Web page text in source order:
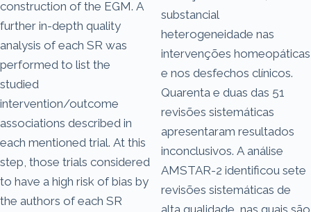
construction of the EGM. A
further in-depth quality
analysis of each SR was
performed to list the
studied
intervention/outcome
associations described in
each mentioned trial. At this
step, those trials considered
to have a high risk of bias by
the authors of each SR
substancial
heterogeneidade nas
intervenções homeopáticas
e nos desfechos clínicos.
Quarenta e duas das 51
revisões sistemáticas
apresentaram resultados
inconclusivos. A análise
AMSTAR-2 identificou sete
revisões sistemáticas de
alta qualidade, nas quais são